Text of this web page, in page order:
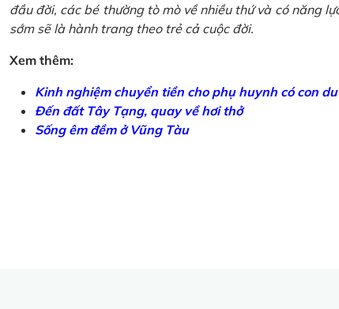
đầu đời, các bé thường tò mò về nhiều thứ và có năng
sớm sẽ là hành trang theo trẻ cả cuộc đời.
Xem thêm:
Kinh nghiệm chuyển tiền cho phụ huynh có con
Đến đất Tây Tạng, quay về hơi thở
Sống êm đềm ở Vũng Tàu